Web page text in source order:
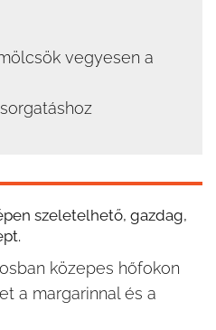
vegyesen a
szeletelhető, gazdag,
közepes hőfokon
a margarinnal és a